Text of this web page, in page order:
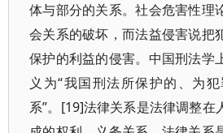
体与部分的关系。社会危害性理
会关系的破坏，而法益侵害说把
保护的利益的侵害。中国刑法学
义为“我国刑法所保护的、为
系”。[19]法律关系是法律调整在